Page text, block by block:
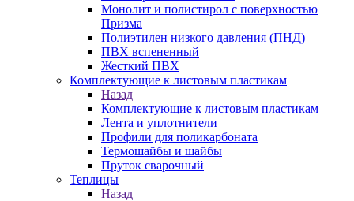
Монолит и полистирол с поверхностью
Призма
Полиэтилен низкого давления (ПНД)
ПВХ вспененный
Жесткий ПВХ
Комплектующие к листовым пластикам
Назад
Комплектующие к листовым пластикам
Лента и уплотнители
Профили для поликарбоната
Термошайбы и шайбы
Пруток сварочный
Теплицы
Назад